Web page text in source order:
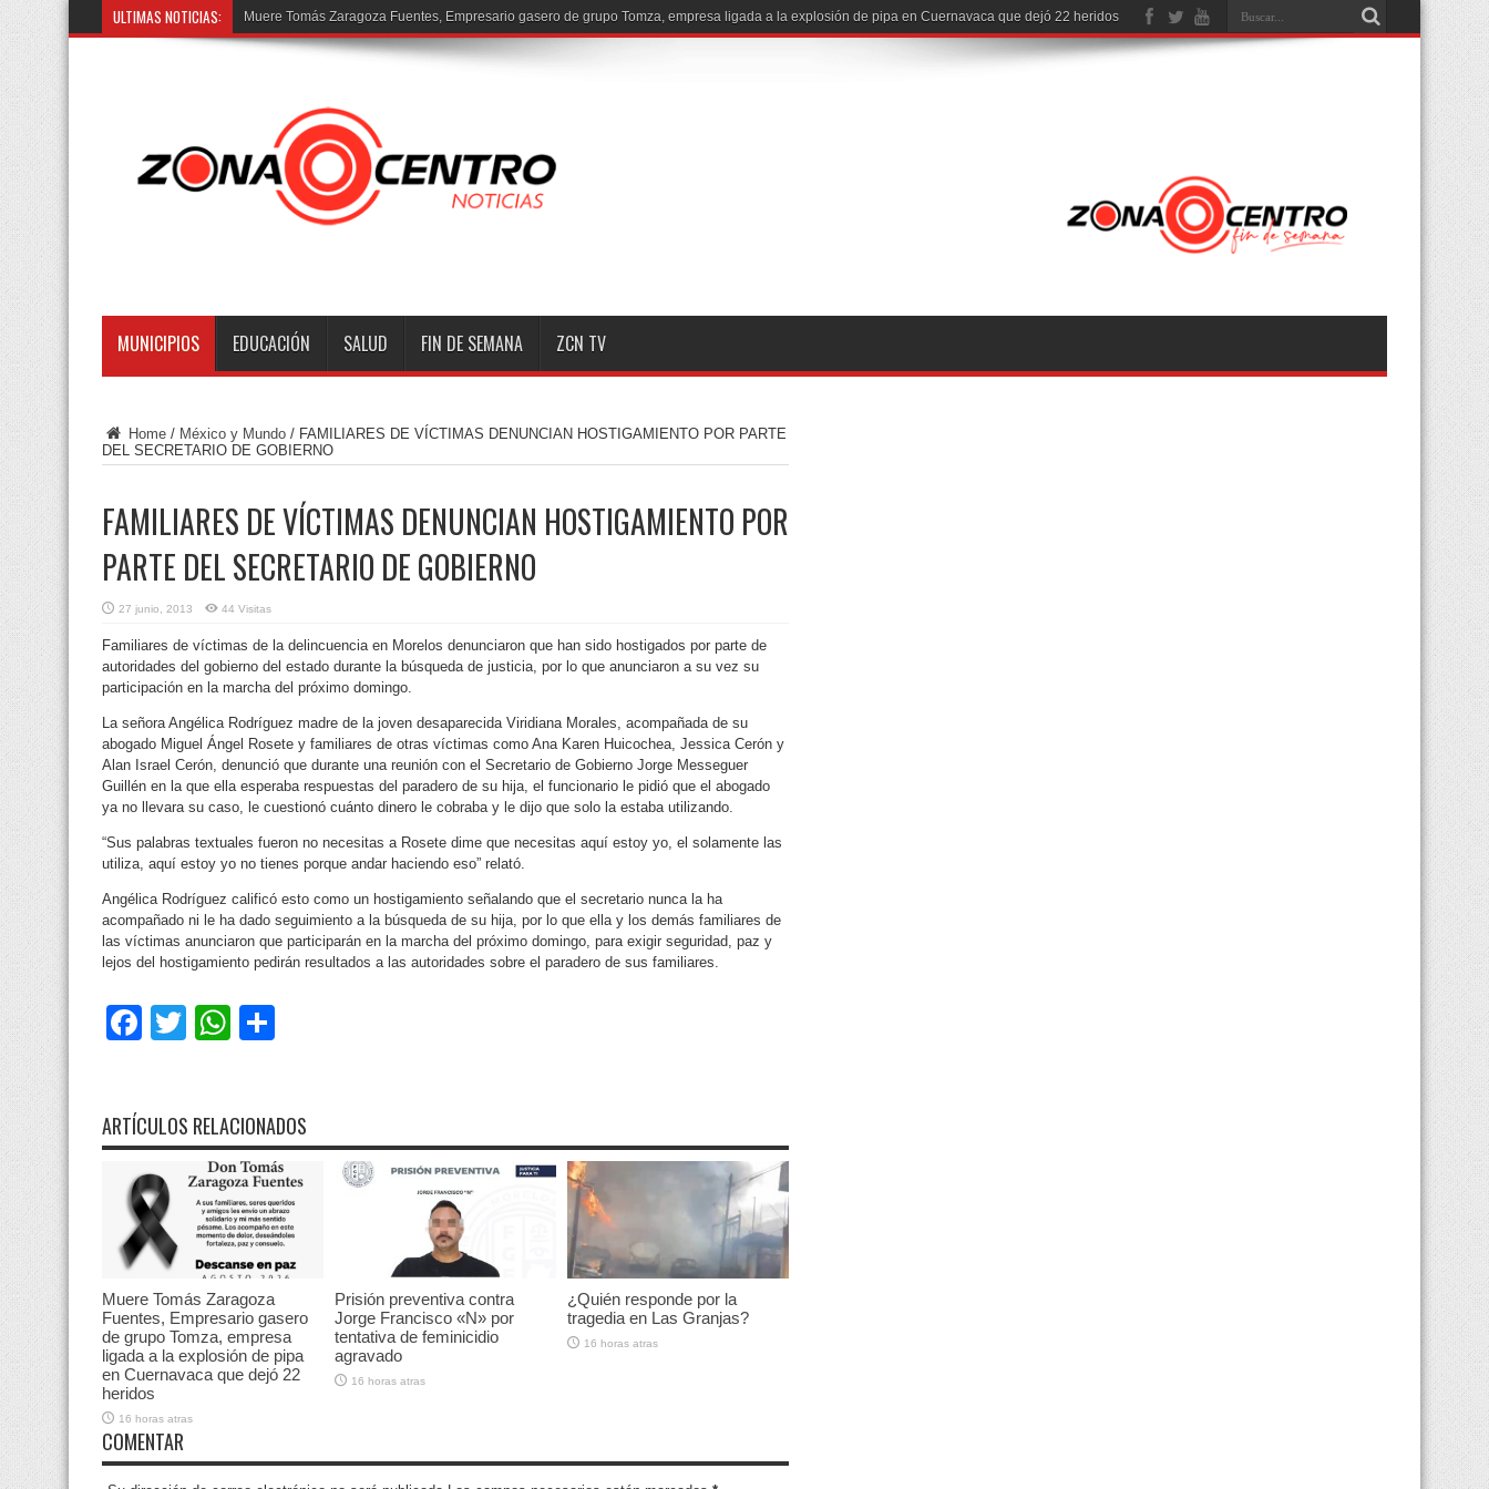
ULTIMAS NOTICIAS: Muere Tomás Zaragoza Fuentes, Empresario gasero de grupo Tomza, empresa ligada a la explosión de pipa en Cuernavaca que dejó 22 heridos
MUNICIPIOS EDUCACIÓN SALUD FIN DE SEMANA ZCN TV
Home / México y Mundo / FAMILIARES DE VÍCTIMAS DENUNCIAN HOSTIGAMIENTO POR PARTE
DEL SECRETARIO DE GOBIERNO
FAMILIARES DE VÍCTIMAS DENUNCIAN HOSTIGAMIENTO POR
PARTE DEL SECRETARIO DE GOBIERNO
27 junio, 2013 44 Visitas
Familiares de víctimas de la delincuencia en Morelos denunciaron que han sido hostigados por parte de
autoridades del gobierno del estado durante la búsqueda de justicia, por lo que anunciaron a su vez su
participación en la marcha del próximo domingo.
La señora Angélica Rodríguez madre de la joven desaparecida Viridiana Morales, acompañada de su
abogado Miguel Ángel Rosete y familiares de otras víctimas como Ana Karen Huicochea, Jessica Cerón y
Alan Israel Cerón, denunció que durante una reunión con el Secretario de Gobierno Jorge Messeguer
Guillén en la que ella esperaba respuestas del paradero de su hija, el funcionario le pidió que el abogado
ya no llevara su caso, le cuestionó cuánto dinero le cobraba y le dijo que solo la estaba utilizando.
“Sus palabras textuales fueron no necesitas a Rosete dime que necesitas aquí estoy yo, el solamente las
utiliza, aquí estoy yo no tienes porque andar haciendo eso” relató.
Angélica Rodríguez calificó esto como un hostigamiento señalando que el secretario nunca la ha
acompañado ni le ha dado seguimiento a la búsqueda de su hija, por lo que ella y los demás familiares de
las víctimas anunciaron que participarán en la marcha del próximo domingo, para exigir seguridad, paz y
lejos del hostigamiento pedirán resultados a las autoridades sobre el paradero de sus familiares.
Facebook
TwitterWhatsApp
ARTÍCULOS RELACIONADOS
Muere Tomás Zaragoza
Fuentes, Empresario gasero
de grupo Tomza, empresa
ligada a la explosión de pipa
en Cuernavaca que dejó 22
heridos
16 horas atras
Prisión preventiva contra
Jorge Francisco «N» por
tentativa de feminicidio
agravado
16 horas atras
¿Quién responde por la
tragedia en Las Granjas?
16 horas atras
COMENTAR